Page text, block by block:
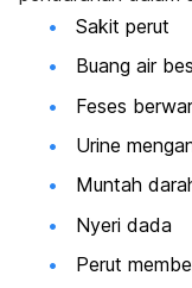
Sakit perut
Buang air
Feses
Urine
Muntah
Nyeri dada
Perut